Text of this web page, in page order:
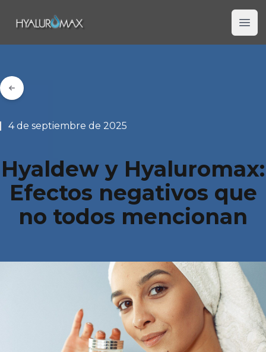
Hyaluromax
4 de septiembre de 2025
Hyaldew y Hyaluromax:
Efectos negativos que
no todos mencionan